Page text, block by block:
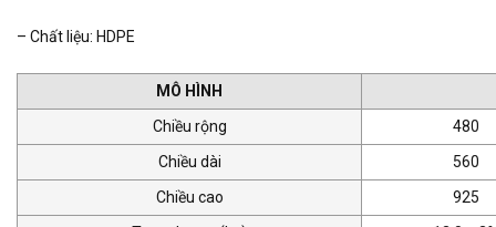
– Chất liệu: HDPE
MÔ HÌNH
Chiều rộng
480
Chiều dài
560
Chiều cao
925